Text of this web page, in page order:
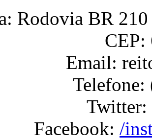
Rodovia BR
CEP:
Email:
Twitter:
Facebook: /